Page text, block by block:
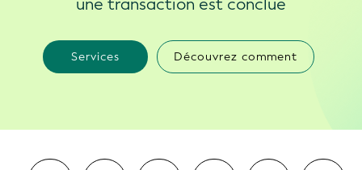
Services Découvrez comment